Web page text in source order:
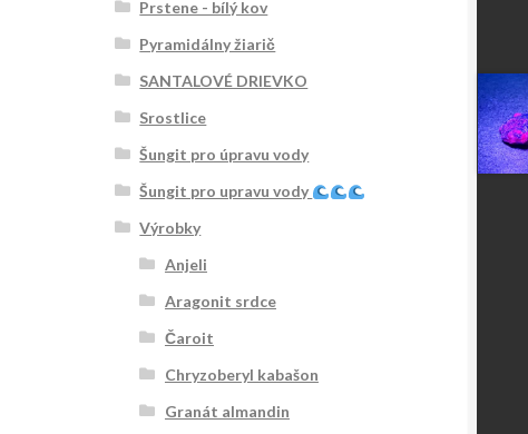
Prstene - bílý kov
Pyramidálny žiarič
SANTALOVÉ DRIEVKO
Srostlice
Šungit pro úpravu vody
Šungit pro upravu vody
Výrobky
Anjeli
Aragonit srdce
Čaroit
Chryzoberyl kabašon
Granát almandin